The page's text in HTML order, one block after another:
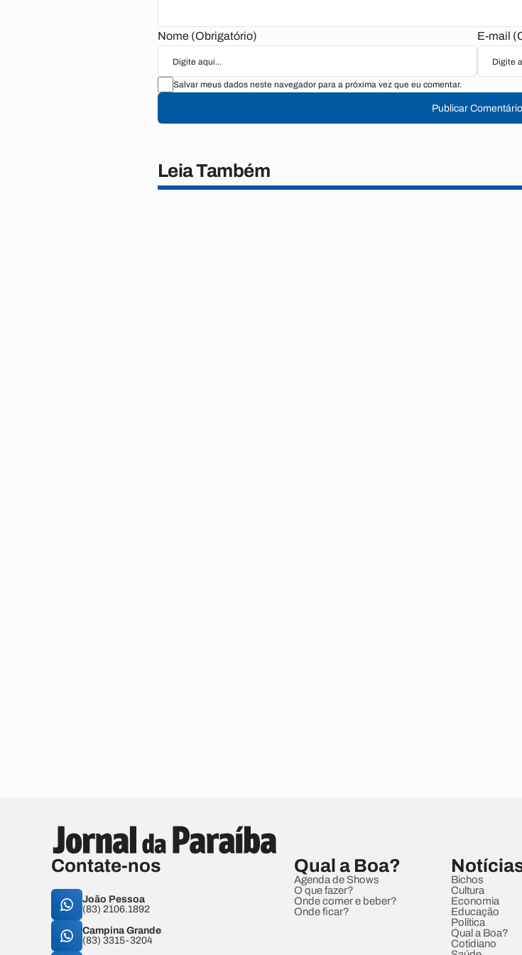
Nome (Obrigatório) E-mail
Salvar meus dados neste navegador para a próxima vez que eu comentar.
Publicar Comentário
Leia Também
Contate-nos
João Pessoa
(83) 2106.1892
Campina Grande
(83) 3315-3204
Qual a Boa?
Agenda de Shows
O que fazer?
Onde comer e beber?
Onde ficar?
Bichos
Cultura
Economia
Educação
Política
Qual a Boa?
Cotidiano